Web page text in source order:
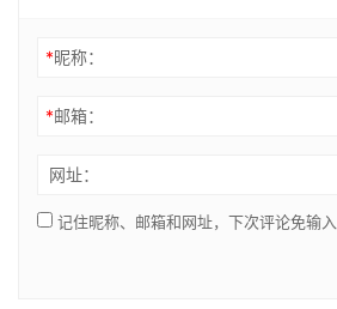
*昵称：
*邮箱：
网址：
记住昵称、邮箱和网址，下次评论免输入